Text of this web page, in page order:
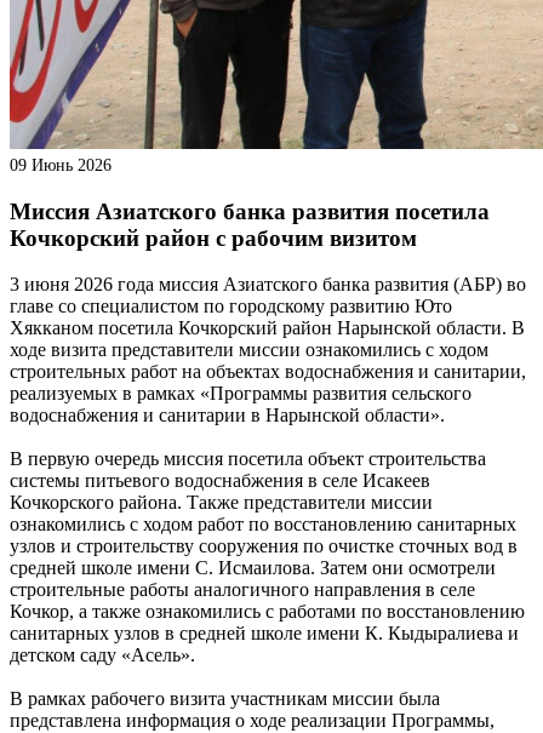
09 Июнь 2026
Миссия Азиатского банка развития посетила
Кочкорский район с рабочим визитом
3 июня 2026 года миссия Азиатского банка развития (АБР) во
главе со специалистом по городскому развитию Юто
Хякканом посетила Кочкорский район Нарынской области. В
ходе визита представители миссии ознакомились с ходом
строительных работ на объектах водоснабжения и санитарии,
реализуемых в рамках «Программы развития сельского
водоснабжения и санитарии в Нарынской области».
В первую очередь миссия посетила объект строительства
системы питьевого водоснабжения в селе Исакеев
Кочкорского района. Также представители миссии
ознакомились с ходом работ по восстановлению санитарных
узлов и строительству сооружения по очистке сточных вод в
средней школе имени С. Исмаилова. Затем они осмотрели
строительные работы аналогичного направления в селе
Кочкор, а также ознакомились с работами по восстановлению
санитарных узлов в средней школе имени К. Кыдыралиева и
детском саду «Асель».
В рамках рабочего визита участникам миссии была
представлена информация о ходе реализации Программы,